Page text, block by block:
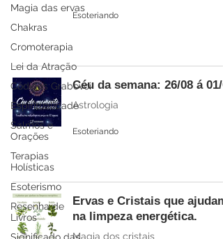
Magia das ervas
Chakras
Cromoterapia
Lei da Atração
Códigos Grabovoi
Espiritualidade
Salmos e
Orações
Terapias
Holísticas
Esoterismo
Resenha de
Livros
Esoteriando
Céu da semana: 26/08 á 01/
Astrologia
Esoteriando
Ervas e Cristais que ajudam
na limpeza energética.
Magia dos cristais